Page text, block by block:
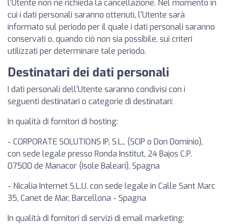
l'Utente non ne richieda la cancellazione. Nel momento in
cui i dati personali saranno ottenuti, l'Utente sarà
informato sul periodo per il quale i dati personali saranno
conservati o, quando ciò non sia possibile, sui criteri
utilizzati per determinare tale periodo.
Destinatari dei dati personali
I dati personali dell'Utente saranno condivisi con i
seguenti destinatari o categorie di destinatari:
In qualità di fornitori di hosting:
- CORPORATE SOLUTIONS IP, S.L., (SCIP o Don Dominio),
con sede legale presso Ronda Institut, 24 Bajos C.P.
07500 de Manacor (Isole Baleari), Spagna
- Nicalia Internet S.L.U. con sede legale in Calle Sant Marc
35, Canet de Mar, Barcellona - Spagna
In qualità di fornitori di servizi di email marketing: